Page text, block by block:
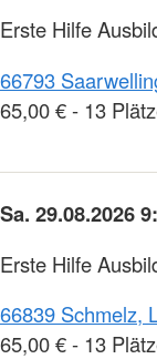
Erste Hilfe
66793
65,00 € - 13
Sa. 29.08.2026
Erste Hilfe
66839 Schmelz,
65,00 € - 13